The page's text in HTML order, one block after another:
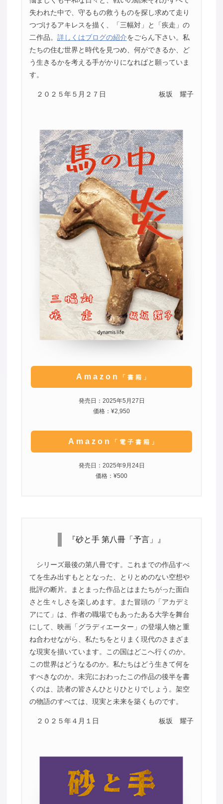
失われた中で、守るもの救うものを探し求めて走り
つづけるアキレスを描く、「三幅対」と「疾走」の
二作品。 詳しくはブログの紹介をごらん下さい。私
たちの住む世界と時代を見つめ、何ができるか、ど
う生きるかを考える手がかりになればと願っていま
す。
２０２５年５月２７日 板坂 耀子
Amazon 「書籍」
発売日：2025年5月27日
価格：¥2,950
Amazon 「電子書籍」
発売日：2025年9月24日
価格：¥500
『砂と手 第八冊「予言」』
シリーズ最後の第八冊です。これまでの作品すべ
てを生み出すもととなった、とりとめのない空想や
批評の断片。まとまった作品とはまたちがった面白
さと生々しさを楽しめます。また冒頭の「アカデミ
アにて」は、作者の職場でもあったある大学を舞台
にして、映画「グラディエーター」の登場人物と重
ね合わせながら、私たちをとりまく現代のさまざま
な現実を描いています。この国はどこへ行くのか。
この世界はどうなるのか。私たちはどう生きて何を
すべきなのか。未完におわったこの作品の後半を書
くのは、読者の皆さんひとりひとりでしょう。架空
の物語のすべては、現実と未来を築くものです。
２０２５年４月１日 板坂 耀子